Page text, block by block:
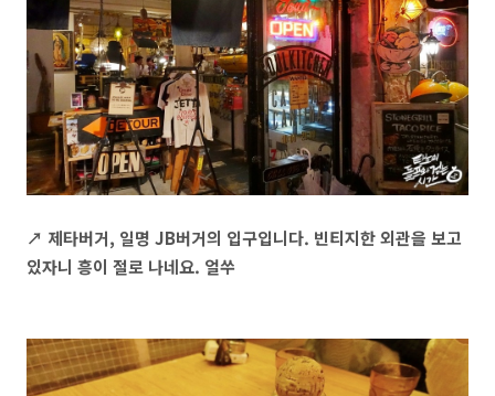
↗ 제타버거, 일명 JB버거의 입구입니다. 빈티지한 외관을 보고
있자니 흥이 절로 나네요. 얼쑤